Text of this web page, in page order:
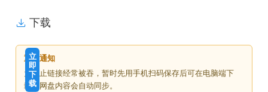
下载
下
载
价
格
免
费
立
即
下
载
重要通知
为防止链接经常被吞，暂时先用手机扫码保存后可在电脑端下
载，网盘内容会自动同步。